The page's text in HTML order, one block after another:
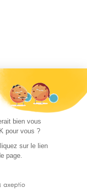
bien vous
pour vous ?
sur le lien
page.